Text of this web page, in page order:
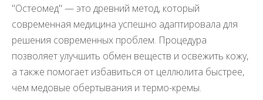
"Остеомед" — это древний метод, который
современная медицина успешно адаптировала для
решения современных проблем. Процедура
позволяет улучшить обмен веществ и освежить кожу,
а также помогает избавиться от целлюлита быстрее,
чем медовые обертывания и термо-кремы.